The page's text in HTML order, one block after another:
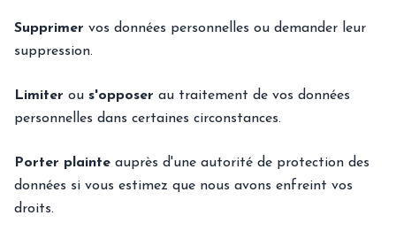
Supprimer vos données personnelles ou demander leur
suppression.
Limiter ou s'opposer au traitement de vos données
personnelles dans certaines circonstances.
Porter plainte auprès d'une autorité de protection des
données si vous estimez que nous avons enfreint vos
droits.